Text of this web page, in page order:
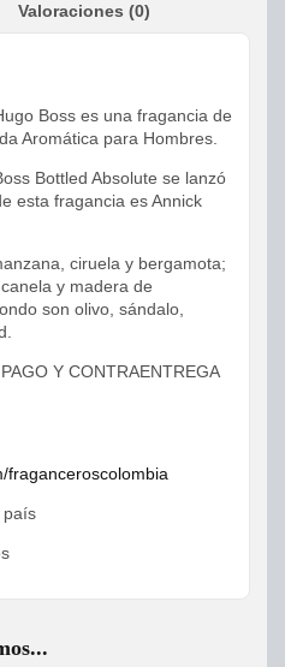
Valoraciones (0)
Boss es una fragancia de
Aromática para Hombres.
Bottled Absolute se lanzó
esta fragancia es Annick
ciruela y bergamota;
y madera de
son olivo, sándalo,
Y CONTRAENTREGA
fraganceroscolombia
país